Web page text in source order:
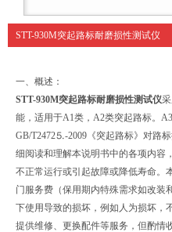
STT-930M突起路标耐磨损性测试仪
一、概述：
STT-930M突起路标耐磨损性测试仪
能，适用于A1类，A2类突起路标。
GB/T2472⒌-2009《突起路标》对路
细阅读和理解本说明书中的各项内容
不正常运行或引起故障或降低寿命。
门服务费（保用期内特殊需求如改装
下使用导致的损坏，例如人为损坏，
提供维修、更换配件等服务，但酌情